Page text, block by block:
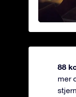
88
mer